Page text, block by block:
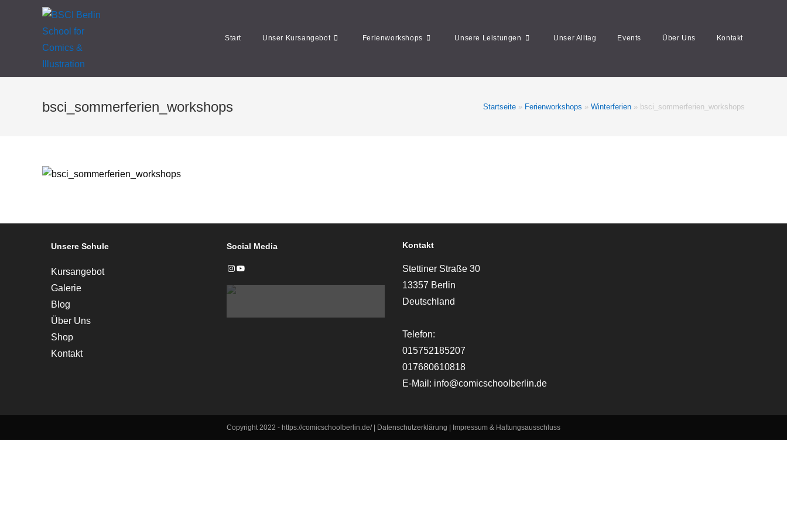
Start Unser Kursangebot Ferienworkshops Unsere Leistungen Unser Alltag Events Über Uns Kontakt
bsci_sommerferien_workshops Startseite » Ferienworkshops » Winterferien » bsci_sommerferien_workshops
Unsere Schule
Kursangebot
Galerie
Blog
Über Uns
Shop
Kontakt
Social Media
Instagram
YouTube
Kontakt
Stettiner Straße 30
13357 Berlin
Deutschland
Telefon:
015752185207
017680610818
E-Mail: info@comicschoolberlin.de
Copyright 2022 - https://comicschoolberlin.de/ | Datenschutzerklärung | Impressum & Haftungsausschluss